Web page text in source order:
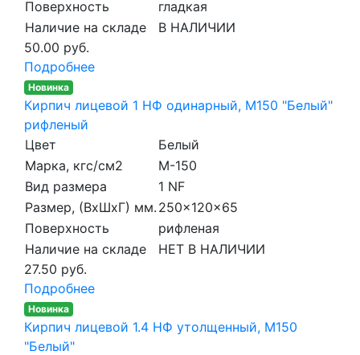
Поверхность
гладкая
Наличие на складе
В НАЛИЧИИ
50.00 руб.
Подробнее
Новинка
Кирпич лицевой 1 НФ одинарный, M150 "Белый"
рифленый
Цвет
Белый
Марка, кгс/см2
M-150
Вид размера
1 NF
Размер, (ВхШхГ) мм. 250x120x65
Поверхность
рифленая
Наличие на складе
НЕТ В НАЛИЧИИ
27.50 руб.
Подробнее
Новинка
Кирпич лицевой 1.4 НФ утолщенный, M150
"Белый"